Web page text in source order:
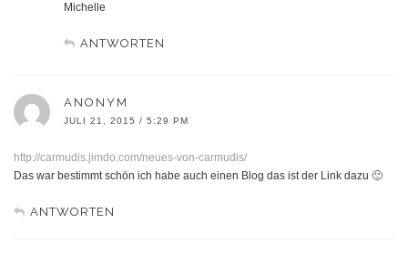
Michelle
ANTWORTEN
ANONYM
JULI 21, 2015 / 5:29 PM
http://carmudis.jimdo.com/neues-von-carmudis/
Das war bestimmt schön ich habe auch einen Blog das ist der Link dazu 🙂
ANTWORTEN